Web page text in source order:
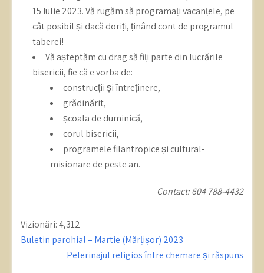
15 Iulie 2023. Vă rugăm să programați vacanțele, pe
cât posibil și dacă doriți, ținând cont de programul
taberei!
Vă așteptăm cu drag să fiți parte din lucrările
bisericii, fie că e vorba de:
construcții și întreținere,
grădinărit,
școala de duminică,
corul bisericii,
programele filantropice și cultural-
misionare de peste an.
Contact: 604 788-4432
Vizionări:4,312
Post
navigation
Buletin parohial – Martie (Mărțișor) 2023
Pelerinajul religios între chemare și răspuns